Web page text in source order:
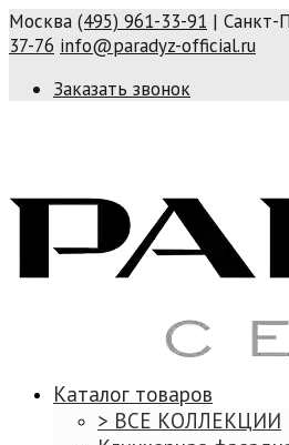
Москва (495) 961-33-91 | Санкт-
37-76 info@paradyz-official.ru
Заказать звонок
Каталог товаров
> ВСЕ КОЛЛЕКЦИИ